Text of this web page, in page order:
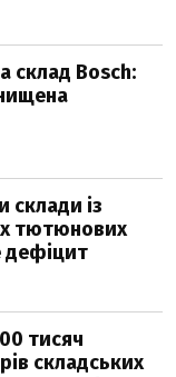
склад Bosch:
склади із
тютюнових
дефіцит
тисяч
складських